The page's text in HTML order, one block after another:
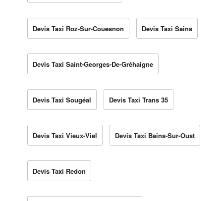
Devis Taxi Roz-Sur-Couesnon Devis Taxi Sains
Devis Taxi Saint-Georges-De-Gréhaigne
Devis Taxi Sougéal Devis Taxi Trans 35
Devis Taxi Vieux-Viel Devis Taxi Bains-Sur-Oust
Devis Taxi Redon